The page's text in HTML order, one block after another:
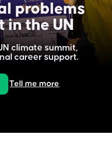
problems
in the UN
climate summit,
career support.
Tell me more